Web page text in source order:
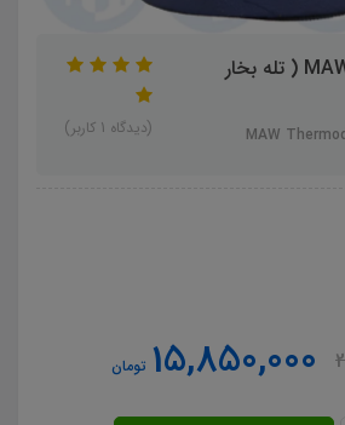
تراپ ترموستاتیک MAW ( تله بخار
MAW (دیدگاه 1 کاربر)
15,850,000 تومان